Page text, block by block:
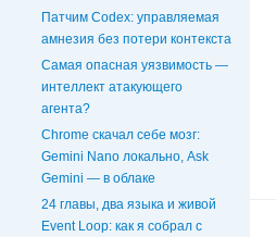
Патчим Codex: управляемая
амнезия без потери контекста
Самая опасная уязвимость —
интеллект атакующего
агента?
Chrome скачал себе мозг:
Gemini Nano локально, Ask
Gemini — в облаке
24 главы, два языка и живой
Event Loop: как я собрал с